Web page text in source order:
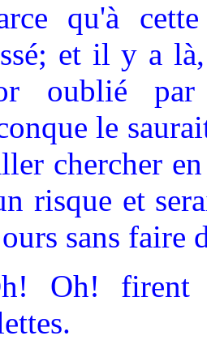
qu'à
et il y a
oublié par
le
chercher
risque et
sans faire
Oh! firent